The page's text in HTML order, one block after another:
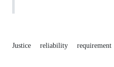
Justice reliability requirement